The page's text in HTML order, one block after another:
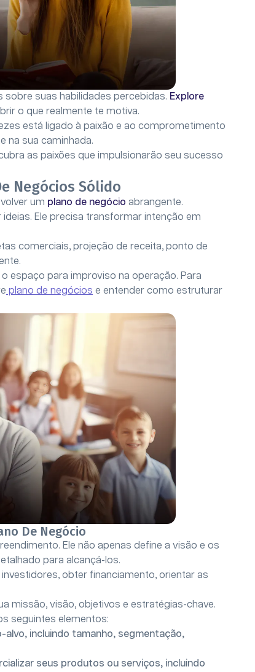
sobre suas habilidades percebidas. Explore
o que realmente te motiva.
está ligado à paixão e ao comprometimento
na sua caminhada.
as paixões que impulsionarão seu sucesso
Negócios Sólido
um plano de negócio abrangente.
Ele precisa transformar intenção em
comerciais, projeção de receita, ponto de
espaço para improviso na operação. Para
plano de negócios e entender como estruturar
De Negócio
Ele não apenas define a visão e os
para alcançá-los.
obter financiamento, orientar as
missão, visão, objetivos e estratégias-chave.
seguintes elementos:
alvo, incluindo tamanho, segmentação,
seus produtos ou serviços, incluindo